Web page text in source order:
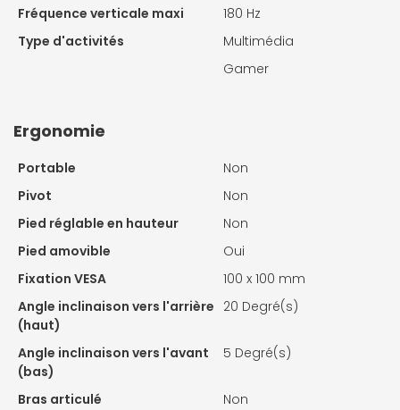
Fréquence verticale maxi
180 Hz
Type d'activités
Multimédia
Gamer
Ergonomie
Portable
Non
Pivot
Non
Pied réglable en hauteur
Non
Pied amovible
Oui
Fixation VESA
100 x 100 mm
Angle inclinaison vers l'arrière
(haut)
20 Degré(s)
Angle inclinaison vers l'avant
(bas)
5 Degré(s)
Bras articulé Non